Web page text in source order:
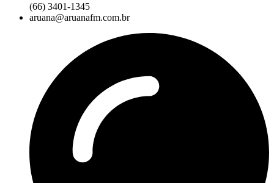
(66) 3401-1345
aruana@aruanafm.com.br